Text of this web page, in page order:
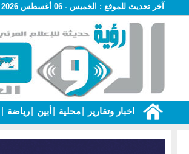
آخر تحديث للموقع : الخميس - 06 أغسطس 2026 - 09:55 ص
اخبار وتقارير محلية أبين رياضة